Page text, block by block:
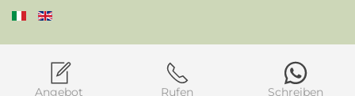
Angebot Rufen Schreiben